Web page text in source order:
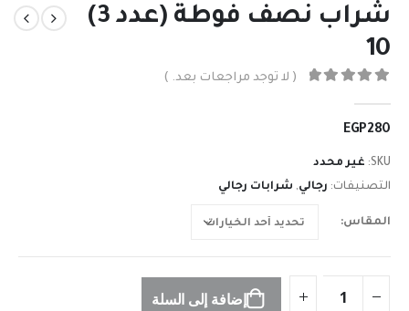
شراب نصف فوطة (عدد 3)
10
( لا توجد مراجعات بعد. )
EGP280
SKU: غير محدد
التصنيفات: رجالي, شرابات رجالي
المقاس
إضافة إلى السلة